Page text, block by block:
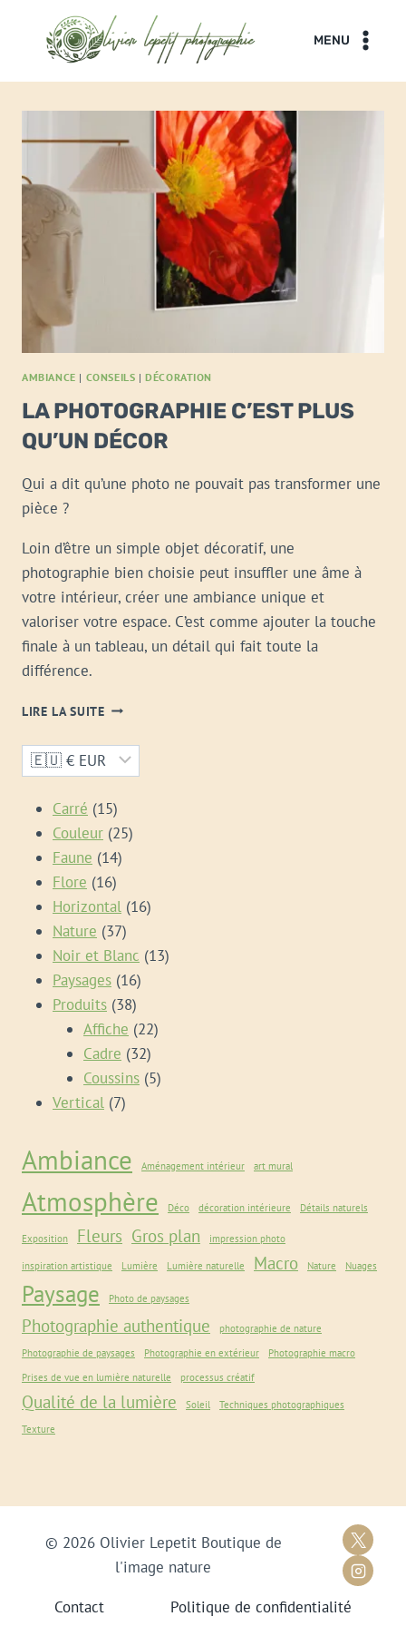
contenu
MENU
AMBIANCE | CONSEILS |DÉCORATION
LA PHOTOGRAPHIE C’EST PLUS
QU’UN DÉCOR
Qui a dit qu’une photo ne pouvait pas transformer une
pièce ?
Loin d’être un simple objet décoratif, une
photographie bien choisie peut insuffler une âme à
votre intérieur, créer une ambiance unique et
valoriser votre espace. C’est comme ajouter la touche
finale à un tableau, un détail qui fait toute la
différence.
LIRE LA SUITELA
C’EST
PLUS
DÉCOR
Carré 1515
produits
Couleur 2525
Faune 1414
Flore 1616
produits
Horizontal 1616
Nature 3737
produits
Noir et Blanc 1313
Paysages 1616
Produits 3838
produits
Affiche 2222
Cadre 3232
produits
Coussins 55
Vertical 77
Ambiance Aménagement intérieur art mural
Atmosphère Déco décoration intérieure Détails naturels
Exposition Fleurs Gros plan impression photo
inspiration artistique Lumière Lumière naturelle Macro Nature Nuages
Paysage Photo de paysages
Photographie authentique
photographie de nature
Photographie de paysages
Photographie en extérieur
Photographie macro
Prises de vue en lumière naturelle
processus créatif
Qualité de la lumière Soleil
Techniques photographiques
Texture
© 2026 Olivier Lepetit Boutique de
l'image nature
Contact
Politique de confidentialité